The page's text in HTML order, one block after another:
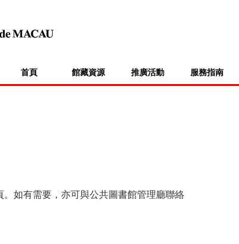
首頁 館藏資源 推廣活動 服務指南
如有需要，亦可與公共圖書館管理廳聯絡